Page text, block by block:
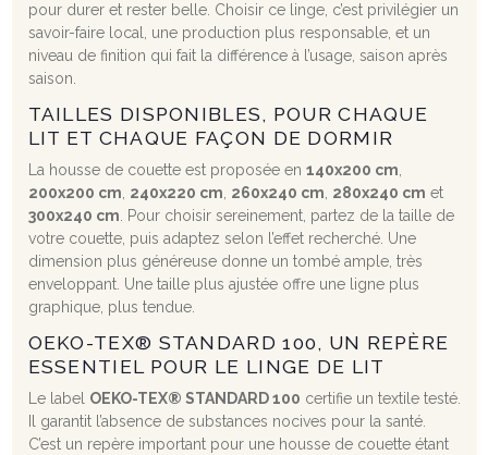
pour durer et rester belle. Choisir ce linge, c’est privilégier un
savoir-faire local, une production plus responsable, et un
niveau de finition qui fait la différence à l’usage, saison après
saison.
TAILLES DISPONIBLES, POUR CHAQUE
LIT ET CHAQUE FAÇON DE DORMIR
La housse de couette est proposée en 140x200 cm,
200x200 cm, 240x220 cm, 260x240 cm, 280x240 cm et
300x240 cm. Pour choisir sereinement, partez de la taille de
votre couette, puis adaptez selon l’effet recherché. Une
dimension plus généreuse donne un tombé ample, très
enveloppant. Une taille plus ajustée offre une ligne plus
graphique, plus tendue.
OEKO-TEX® STANDARD 100, UN REPÈRE
ESSENTIEL POUR LE LINGE DE LIT
Le label OEKO-TEX® STANDARD 100 certifie un textile testé.
Il garantit l’absence de substances nocives pour la santé.
C’est un repère important pour une housse de couette étant